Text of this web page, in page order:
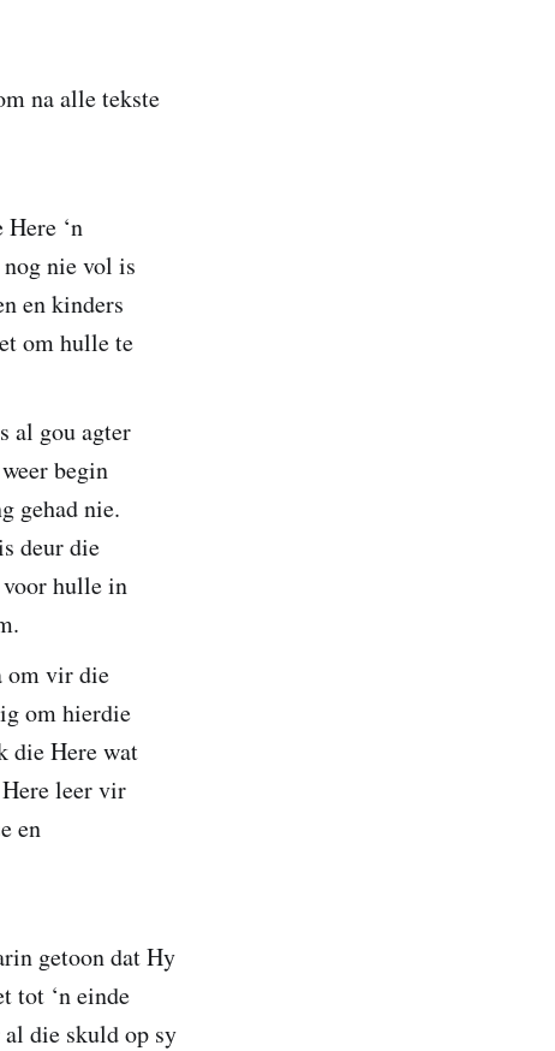
na alle tekste
‘n
nie vol is
en kinders
om hulle te
al gou agter
begin
gehad nie.
deur die
hulle in
om vir die
om hierdie
die Here wat
leer vir
en
getoon dat Hy
tot ‘n einde
al die skuld op sy